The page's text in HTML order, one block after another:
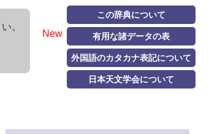
New
この辞典について
有用な諸データの表
外国語のカタカナ表記について
日本天文学会について
。